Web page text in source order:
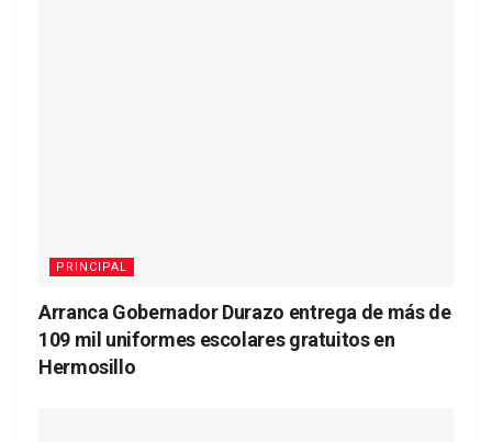
PRINCIPAL
Arranca Gobernador Durazo entrega de más de
109 mil uniformes escolares gratuitos en
Hermosillo